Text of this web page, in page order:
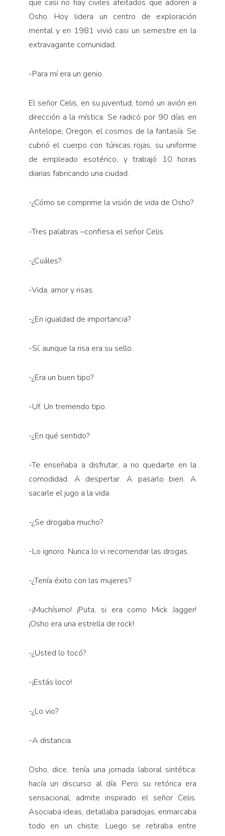
que casi no hay civiles afeitados que adoren a
Osho. Hoy lidera un centro de exploración
mental y en 1981 vivió casi un semestre en la
extravagante comunidad.
-Para mí era un genio.
El señor Celis, en su juventud, tomó un avión en
dirección a la mística. Se radicó por 90 días en
Antelope, Oregon, el cosmos de la fantasía. Se
cubrió el cuerpo con túnicas rojas, su uniforme
de empleado esotérico, y trabajó 10 horas
diarias fabricando una ciudad.
-¿Cómo se comprime la visión de vida de Osho?
-Tres palabras –confiesa el señor Celis.
-¿Cuáles?
-Vida, amor y risas.
-¿En igualdad de importancia?
-Sí, aunque la risa era su sello.
-¿Era un buen tipo?
-Uf. Un tremendo tipo.
-¿En qué sentido?
-Te enseñaba a disfrutar, a no quedarte en la
comodidad. A despertar. A pasarlo bien. A
sacarle el jugo a la vida.
-¿Se drogaba mucho?
-Lo ignoro. Nunca lo vi recomendar las drogas.
-¿Tenía éxito con las mujeres?
-¡Muchísimo! ¡Puta, si era como Mick Jagger!
¡Osho era una estrella de rock!
-¿Usted lo tocó?
-¡Estás loco!
-¿Lo vio?
-A distancia.
Osho, dice, tenía una jornada laboral sintética:
hacía un discurso al día. Pero su retórica era
sensacional, admite inspirado el señor Celis.
Asociaba ideas, detallaba paradojas, enmarcaba
todo en un chiste. Luego se retiraba entre